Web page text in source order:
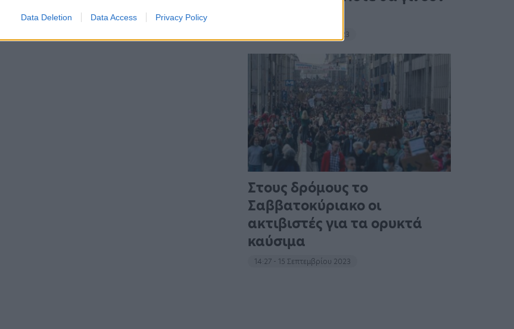
Data Deletion Data Access Privacy Policy
15:13 - 15 Σεπτεμβρίου 2023
Στους δρόμους το
Σαββατοκύριακο οι
ακτιβιστές για τα ορυκτά
καύσιμα
14:27 - 15 Σεπτεμβρίου 2023